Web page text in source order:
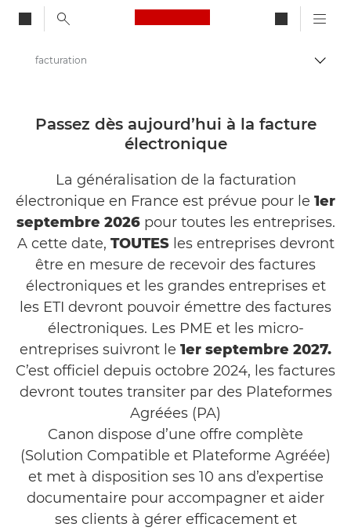
Canon Logo, back to
Solutions et services
facturation
Passez dès aujourd’hui à la facture
électronique
La généralisation de la facturation
électronique en France est prévue pour le 1er
septembre 2026 pour toutes les entreprises.
A cette date, TOUTESles entreprises devront
être en mesure de recevoir des factures
électroniques et les grandes entreprises et
les ETI devront pouvoir émettre des factures
électroniques. Les PME et les micro-
entreprises suivront le 1er septembre 2027.
C’est officiel depuis octobre 2024, les factures
devront toutes transiter par des Plateformes
Agréées (PA)
Canon dispose d’une offre complète
(Solution Compatible et Plateforme Agréée)
et met à disposition ses 10 ans d’expertise
documentaire pour accompagner et aider
ses clients à gérer efficacement et